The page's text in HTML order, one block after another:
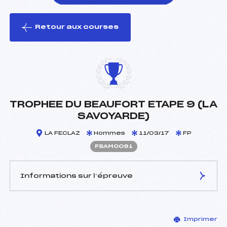
le ski
Retour aux courses
TROPHEE DU BEAUFORT ETAPE 9 (LA
SAVOYARDE)
LA FECLAZ Hommes 11/03/17 FP
FSAM0091
Informations sur l’épreuve
DHEYRIAT FABIENNE (SA)
Imprimer